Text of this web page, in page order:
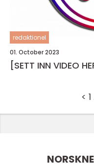
redaktionel
01. October 2023
[SETT INN VIDEO
< 1